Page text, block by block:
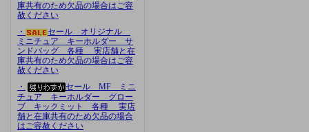
庫共有のため欠品の場合はご容
赦ください
・
セール オリジナル
ミニチュア キーホルダー サ
ンドバッグ 各種 実店舗と在
庫共有のため欠品の場合はご容
赦ください
・
セール MF ミニ
チュア キーホルダー グロー
ブ キックミット 各種 実店
舗と在庫共有のため欠品の場合
はご容赦ください